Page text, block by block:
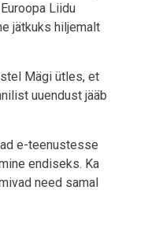
Liidu
jätkuks hiljemalt
Mägi ütles, et
uuendust jääb
e-teenustesse
endiseks. Ka
need samal